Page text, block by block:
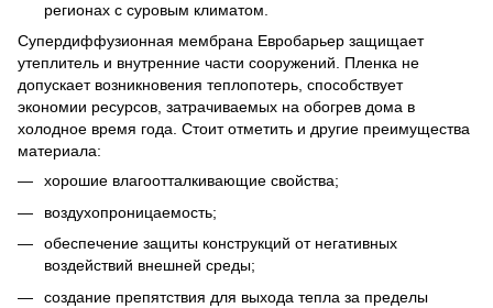
регионах с суровым климатом.
Супердиффузионная мембрана Евробарьер защищает
утеплитель и внутренние части сооружений. Пленка не
допускает возникновения теплопотерь, способствует
экономии ресурсов, затрачиваемых на обогрев дома в
холодное время года. Стоит отметить и другие преимущества
материала:
хорошие влагоотталкивающие свойства;
воздухопроницаемость;
обеспечение защиты конструкций от негативных
воздействий внешней среды;
создание препятствия для выхода тепла за пределы